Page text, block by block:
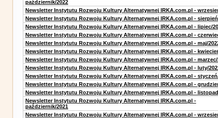
październik/2022
Newsletter Instytutu Rozwoju Kultury Alternatywnej IRKA.com.pl -
Newsletter Instytutu Rozwoju Kultury Alternatywnej IRKA.com.pl -
Newsletter Instytutu Rozwoju Kultury Alternatywnej IRKA.com.pl - lipiec/
Newsletter Instytutu Rozwoju Kultury Alternatywnej IRKA.com.pl -
Newsletter Instytutu Rozwoju Kultury Alternatywnej IRKA.com.pl - maj/
Newsletter Instytutu Rozwoju Kultury Alternatywnej IRKA.com.pl -
Newsletter Instytutu Rozwoju Kultury Alternatywnej IRKA.com.pl - marzec/
Newsletter Instytutu Rozwoju Kultury Alternatywnej IRKA.com.pl - luty/
Newsletter Instytutu Rozwoju Kultury Alternatywnej IRKA.com.pl -
Newsletter Instytutu Rozwoju Kultury Alternatywnej IRKA.com.pl -
Newsletter Instytutu Rozwoju Kultury Alternatywnej IRKA.com.pl -
Newsletter Instytutu Rozwoju Kultury Alternatywnej IRKA.com.pl -
październik/2021
Newsletter Instytutu Rozwoju Kultury Alternatywnej IRKA.com.pl -